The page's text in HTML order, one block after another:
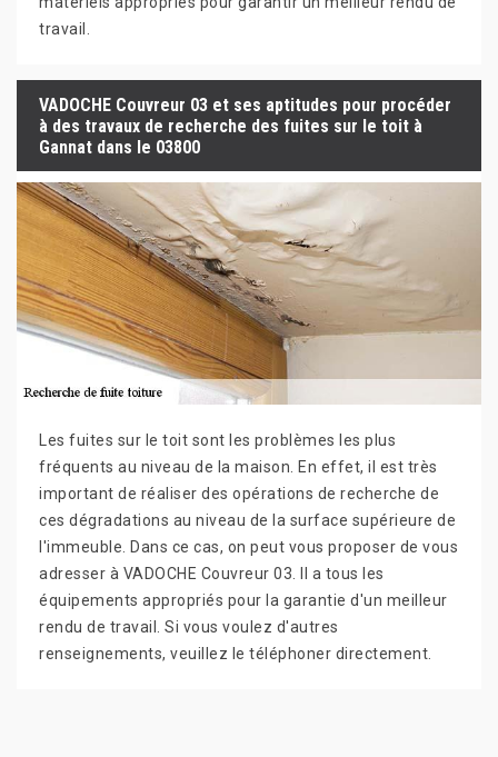
travail.
VADOCHE Couvreur 03 et ses aptitudes pour procéder
à des travaux de recherche des fuites sur le toit à
Gannat dans le 03800
Les fuites sur le toit sont les problèmes les plus
fréquents au niveau de la maison. En effet, il est très
important de réaliser des opérations de recherche de
ces dégradations au niveau de la surface supérieure de
l'immeuble. Dans ce cas, on peut vous proposer de vous
adresser à VADOCHE Couvreur 03. Il a tous les
équipements appropriés pour la garantie d'un meilleur
rendu de travail. Si vous voulez d'autres
renseignements, veuillez le téléphoner directement.